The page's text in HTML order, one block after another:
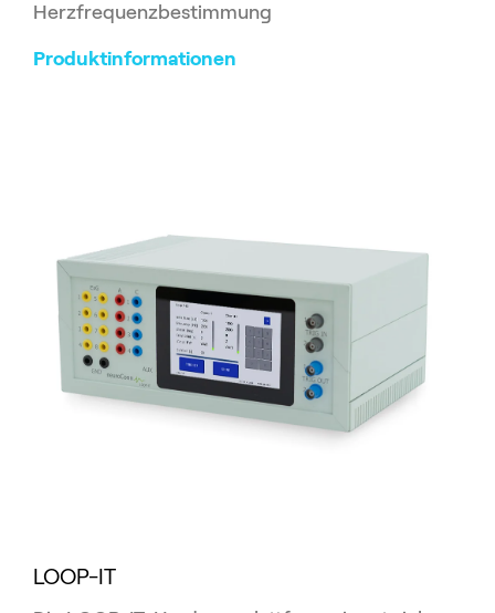
Herzfrequenzbestimmung
Produktinformationen
LOOP-IT